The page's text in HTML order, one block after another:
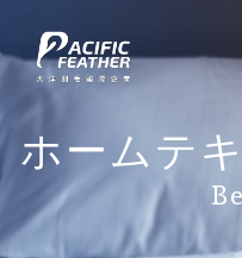
ホームテ